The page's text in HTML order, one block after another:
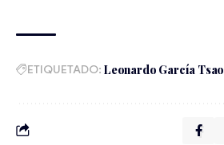
ETIQUETADO: Leonardo García Tsao